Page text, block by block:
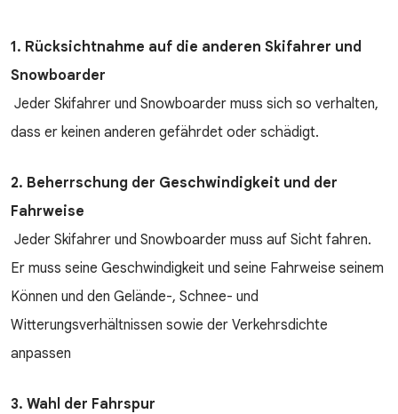
1. Rücksichtnahme auf die anderen Skifahrer und
Snowboarder
Jeder Skifahrer und Snowboarder muss sich so verhalten,
dass er keinen anderen gefährdet oder schädigt.
2. Beherrschung der Geschwindigkeit und der
Fahrweise
Jeder Skifahrer und Snowboarder muss auf Sicht fahren.
Er muss seine Geschwindigkeit und seine Fahrweise seinem
Können und den Gelände-, Schnee- und
Witterungsverhältnissen sowie der Verkehrsdichte
anpassen
3. Wahl der Fahrspur